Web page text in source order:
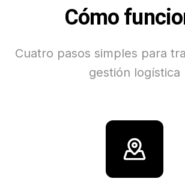
Cómo
Cuatro pasos simples para
gestión logística